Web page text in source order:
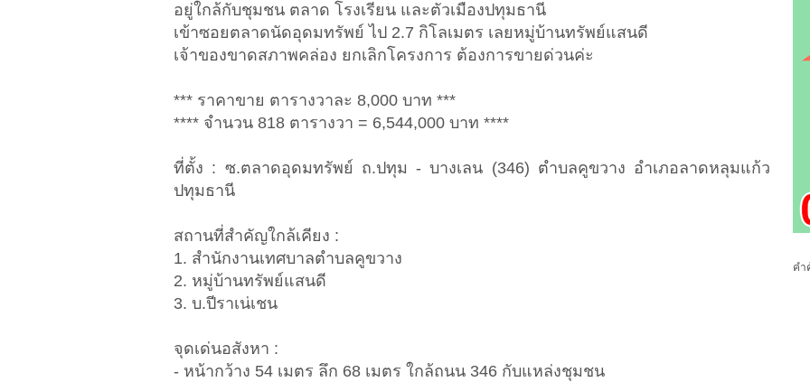
อยู่ใกล้กับชุมชน ตลาด โรงเรียน และตัวเมืองปทุมธานี
เข้าซอยตลาดนัดอุดมทรัพย์ ไป 2.7 กิโลเมตร เลยหมู่บ้านทรัพย์แสนดี
เจ้าของขาดสภาพคล่อง ยกเลิกโครงการ ต้องการขายด่วนค่ะ
*** ราคาขาย ตารางวาละ 8,000 บาท ***
**** จำนวน 818 ตารางวา = 6,544,000 บาท ****
ที่ตั้ง : ซ.ตลาดอุดมทรัพย์ ถ.ปทุม - บางเลน (346) ตำบลคูขวาง อำเภอลาดหลุมแก้ว
ปทุมธานี
สถานที่สำคัญใกล้เคียง :
1. สำนักงานเทศบาลตำบลคูขวาง
2. หมู่บ้านทรัพย์แสนดี
3. บ.ปีราเน่เชน
จุดเด่นอสังหา :
- หน้ากว้าง 54 เมตร ลึก 68 เมตร ใกล้ถนน 346 กับแหล่งชุมชน
คำ